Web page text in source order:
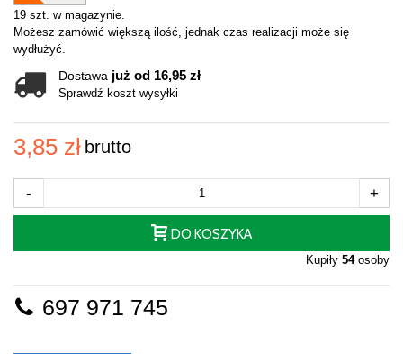
19 szt. w magazynie.
Możesz zamówić większą ilość, jednak czas realizacji może się
wydłużyć.
Dostawa już od 16,95 zł
Sprawdź koszt wysyłki
3,85 zł brutto
- +
DO KOSZYKA
Kupiły 54osoby
697 971 745